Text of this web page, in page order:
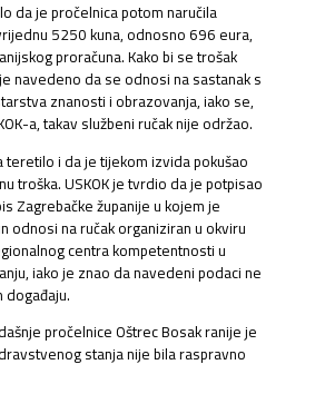
da je pročelnica potom naručila
5250 kuna, odnosno 696 eura,
proračuna. Kako bi se trošak
navedeno da se odnosi na sastanak s
znanosti i obrazovanja, iako se,
a, takav službeni ručak nije održao.
teretilo i da je tijekom izvida pokušao
troška. USKOK je tvrdio da je potpisao
Zagrebačke županije u kojem je
odnosi na ručak organiziran u okviru
centra kompetentnosti u
iako je znao da navedeni podaci ne
pročelnice Oštrec Bosak ranije je
stanja nije bila raspravno